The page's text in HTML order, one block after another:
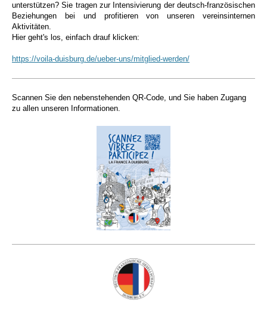
unterstützen? Sie tragen zur Intensivierung der deutsch-französischen
Beziehungen bei und profitieren von unseren vereinsinternen
Aktivitäten.
Hier geht's los, einfach drauf klicken:
https://voila-duisburg.de/ueber-uns/mitglied-werden/
Scannen Sie den nebenstehenden QR-Code, und Sie haben Zugang
zu allen unseren Informationen.